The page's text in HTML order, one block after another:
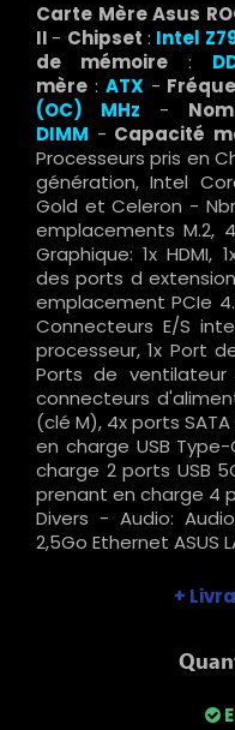
Carte Mère Asus
II - Chipset : Intel
de mémoire:
mère :ATX -
(OC) MHz
-
DIMM - Capacité
Processeurs pris en
génération, Intel
Gold et Celeron -
emplacements M.2,
Graphique: 1x HDMI,
des ports d
emplacement PCIe
Connecteurs E/S
processeur, 1x Port
Ports de
connecteurs
(clé M), 4x ports
en charge USB
charge 2 ports USB
prenant en charge 4
Divers - Audio:
2,5Go Ethernet ASUS
+